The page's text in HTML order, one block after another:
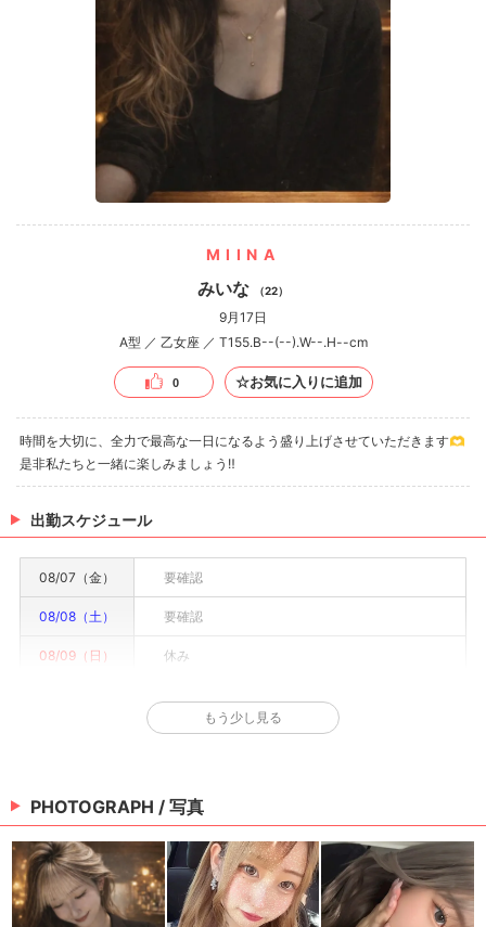
MIINA
みいな （22）
9月17日
A型 ／ 乙女座 ／ T155.B--(--).W--.H--cm
0 ☆お気に入りに追加
時間を大切に、全力で最高な一日になるよう盛り上げさせていただきます🫶
是非私たちと一緒に楽しみましょう‼️
出勤スケジュール
08/07（金） 要確認
08/08（土） 要確認
08/09（日） 休み
要確認
08/13（木） 要確認
※情報はあくまで予定でキャストまたは出勤情報は一部です。詳細はお店にお問い合わせく
ださい。
もう少し見る
PHOTOGRAPH / 写真